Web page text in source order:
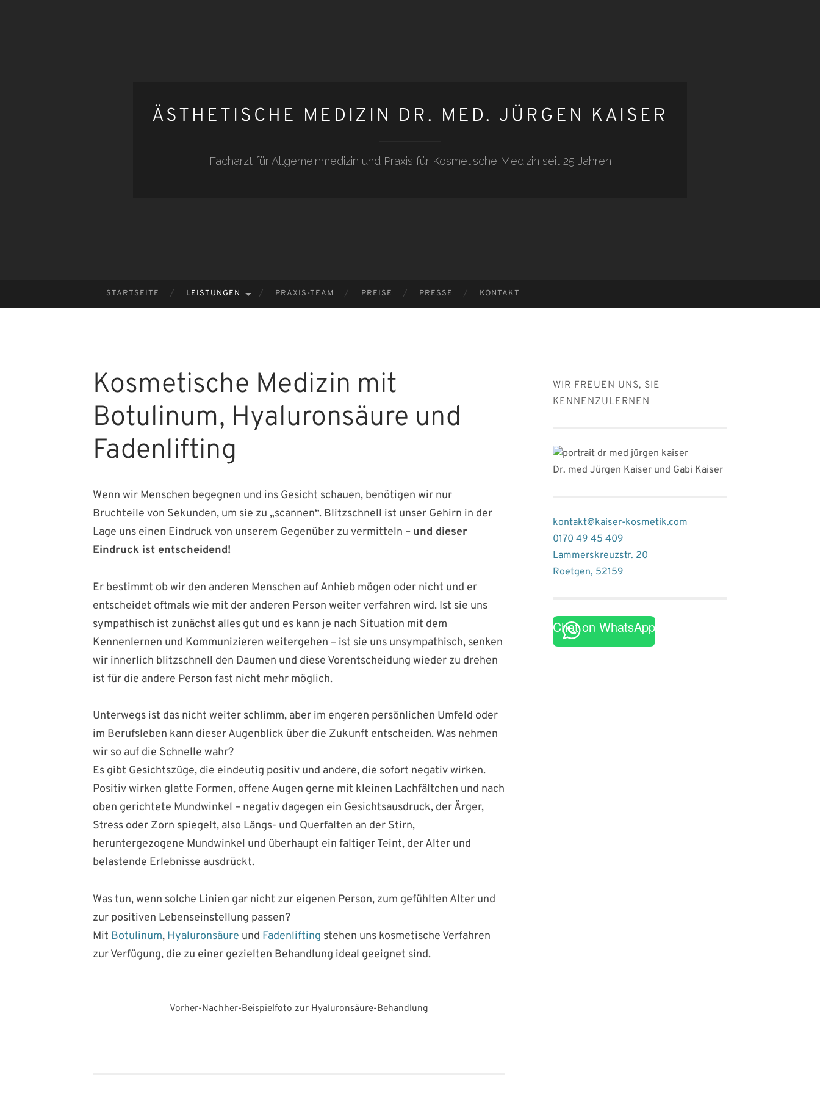
ÄSTHETISCHE MEDIZIN DR. MED. JÜRGEN KAISER
Facharzt für Allgemeinmedizin und Praxis für Kosmetische Medizin seit 25 Jahren
INHALT
STARTSEITE LEISTUNGEN PRAXIS-TEAM PREISE PRESSE KONTAKT
Kosmetische Medizin mit
Botulinum, Hyaluronsäure und
Fadenlifting
Wenn wir Menschen begegnen und ins Gesicht schauen, benötigen wir nur
Bruchteile von Sekunden, um sie zu „scannen“. Blitzschnell ist unser Gehirn in der
Lage uns einen Eindruck von unserem Gegenüber zu vermitteln – und dieser
Eindruck ist entscheidend!
Er bestimmt ob wir den anderen Menschen auf Anhieb mögen oder nicht und er
entscheidet oftmals wie mit der anderen Person weiter verfahren wird. Ist sie uns
sympathisch ist zunächst alles gut und es kann je nach Situation mit dem
Kennenlernen und Kommunizieren weitergehen – ist sie uns unsympathisch, senken
wir innerlich blitzschnell den Daumen und diese Vorentscheidung wieder zu drehen
ist für die andere Person fast nicht mehr möglich.
Unterwegs ist das nicht weiter schlimm, aber im engeren persönlichen Umfeld oder
im Berufsleben kann dieser Augenblick über die Zukunft entscheiden. Was nehmen
wir so auf die Schnelle wahr?
Es gibt Gesichtszüge, die eindeutig positiv und andere, die sofort negativ wirken.
Positiv wirken glatte Formen, offene Augen gerne mit kleinen Lachfältchen und nach
oben gerichtete Mundwinkel – negativ dagegen ein Gesichtsausdruck, der Ärger,
Stress oder Zorn spiegelt, also Längs- und Querfalten an der Stirn,
heruntergezogene Mundwinkel und überhaupt ein faltiger Teint, der Alter und
belastende Erlebnisse ausdrückt.
Was tun, wenn solche Linien gar nicht zur eigenen Person, zum gefühlten Alter und
zur positiven Lebenseinstellung passen?
Mit Botulinum, Hyaluronsäure und Fadenlifting stehen uns kosmetische Verfahren
zur Verfügung, die zu einer gezielten Behandlung ideal geeignet sind.
Vorher-Nachher-Beispielfoto zur Hyaluronsäure-Behandlung
WIR FREUEN UNS, SIE
KENNENZULERNEN
Dr. med Jürgen Kaiser und Gabi Kaiser
kontakt@kaiser-kosmetik.com
0170 49 45 409
Lammerskreuzstr. 20
Roetgen, 52159
Chat on WhatsApp